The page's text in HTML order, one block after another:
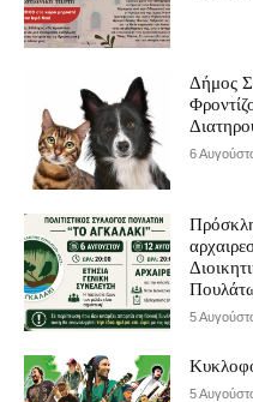
Δήμος
6
5
5